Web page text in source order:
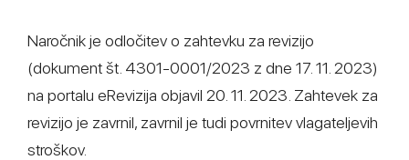
Naročnik je odločitev o zahtevku za revizijo
(dokument št. 4301-0001/2023 z dne 17. 11. 2023)
na portalu eRevizija objavil 20. 11. 2023. Zahtevek za
revizijo je zavrnil, zavrnil je tudi povrnitev vlagateljevih
stroškov.